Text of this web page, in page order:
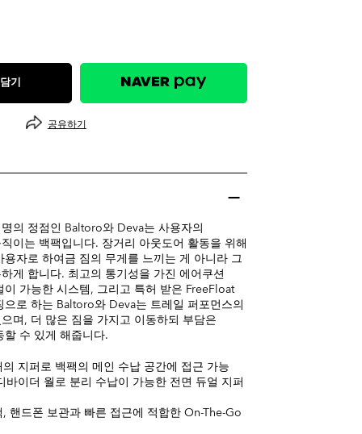
기
공유하기
의 정점인 Baltoro와 Deva는 사용자의
이는 백팩입니다. 장거리 아웃도어 활동을 위해
자로 하여금 짐의 무게를 느끼는 게 아니라 그
게 합니다. 최고의 통기성을 가진 에어쿠션
가능한 시스템, 그리고 특허 받은 FreeFloat
로 하는 Baltoro와 Deva는 트레일 퍼포먼스의
며, 더 많은 짐을 가지고 이동하되 부담은
수 있게 해줍니다.
지퍼로 백팩의 메인 수납 공간에 접근 가능
바이더 월로 분리 수납이 가능한 전면 듀얼 지퍼
핸드폰 보관과 빠른 접근에 적합한 On-The-Go